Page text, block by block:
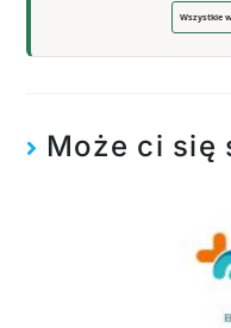
Wszystkie
Może ci się